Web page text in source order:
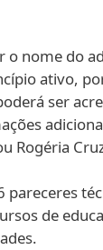
o nome do
ativo,
ser
Rogéria
de